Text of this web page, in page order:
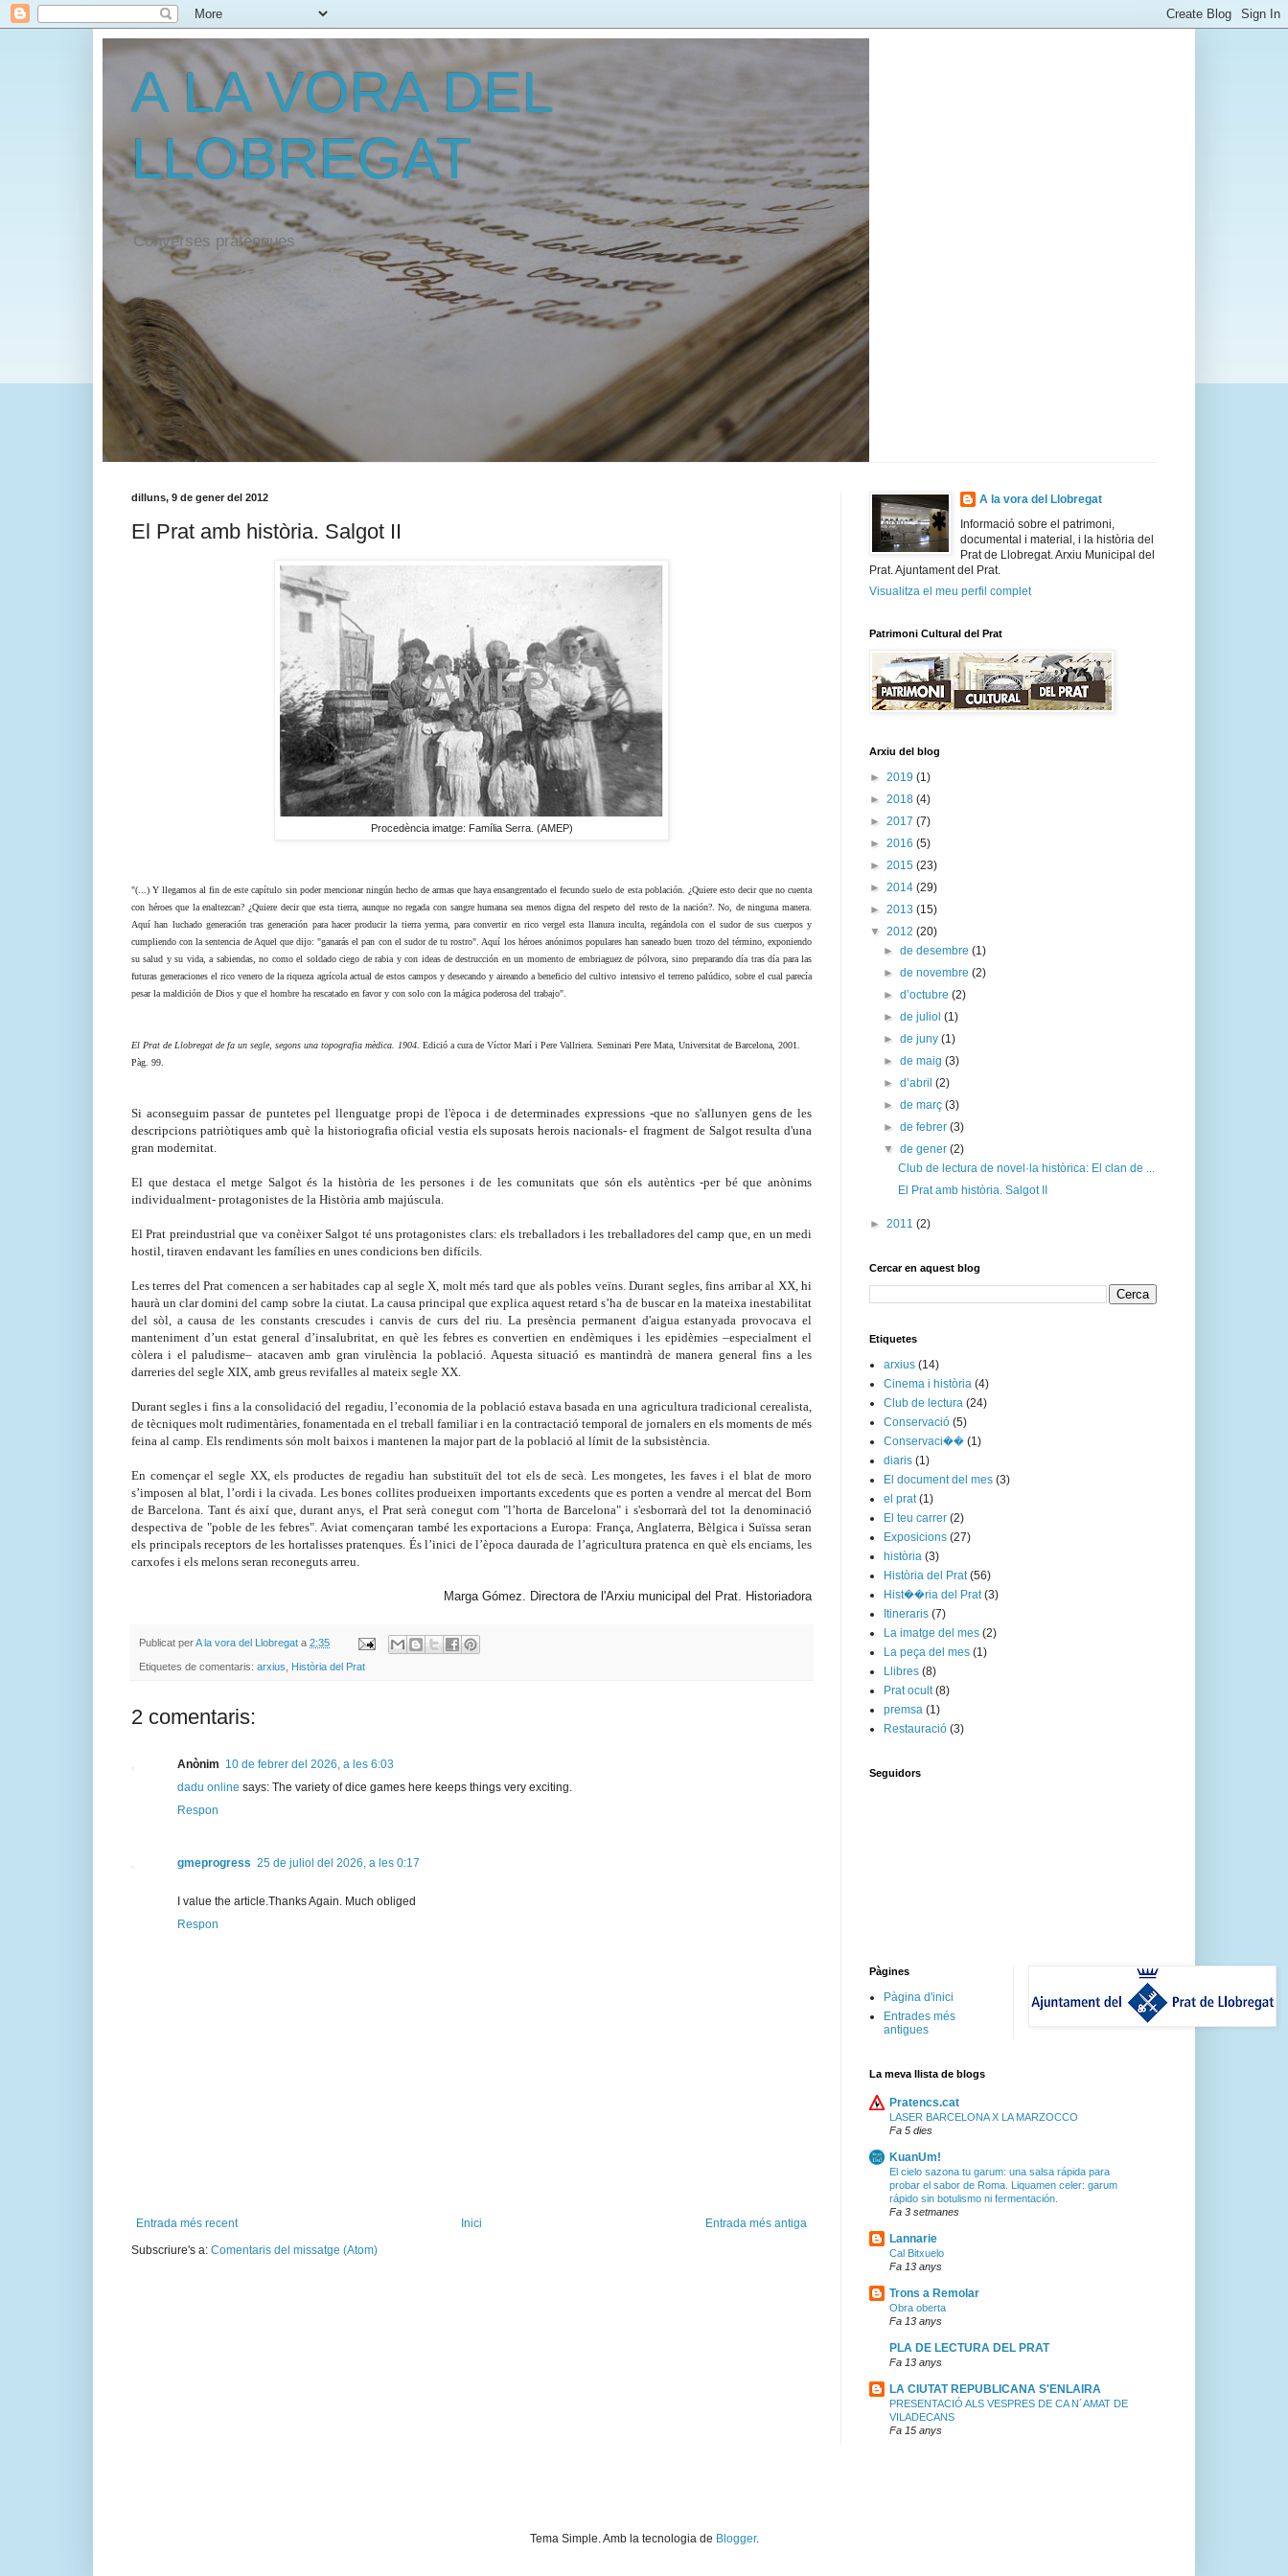
A LA VORA DEL
LLOBREGAT
Converses pratenques
dilluns, 9 de gener del 2012
El Prat amb història. Salgot II
Procedència imatge: Família Serra. (AMEP)
"(...) Y llegamos al fin de este capítulo sin poder mencionar ningún hecho de armas que haya ensangrentado el fecundo suelo de esta población. ¿Quiere esto decir que no cuenta
con héroes que la enaltezcan? ¿Quiere decir que esta tierra, aunque no regada con sangre humana sea menos digna del respeto del resto de la nación?. No, de ninguna manera.
Aquí han luchado generación tras generación para hacer producir la tierra yerma, para convertir en rico vergel esta llanura inculta, regándola con el sudor de sus cuerpos y
cumpliendo con la sentencia de Aquel que dijo: "ganarás el pan con el sudor de tu rostro". Aquí los héroes anónimos populares han saneado buen trozo del término, exponiendo
su salud y su vida, a sabiendas, no como el soldado ciego de rabia y con ideas de destrucción en un momento de embriaguez de pólvora, sino preparando día tras día para las
futuras generaciones el rico venero de la riqueza agrícola actual de estos campos y desecando y aireando a beneficio del cultivo intensivo el terreno palúdico, sobre el cual parecía
pesar la maldición de Dios y que el hombre ha rescatado en favor y con solo con la mágica poderosa del trabajo".
El Prat de Llobregat de fa un segle, segons una topografia mèdica. 1904. Edició a cura de Víctor Marí i Pere Vallriera. Seminari Pere Mata, Universitat de Barcelona, 2001.
Pàg. 99.
Si aconseguim passar de puntetes pel llenguatge propi de l'època i de determinades expressions -que no s'allunyen gens de les
descripcions patriòtiques amb què la historiografia oficial vestia els suposats herois nacionals- el fragment de Salgot resulta d'una
gran modernitat.
El que destaca el metge Salgot és la història de les persones i de les comunitats que són els autèntics -per bé que anònims
individualment- protagonistes de la Història amb majúscula.
El Prat preindustrial que va conèixer Salgot té uns protagonistes clars: els treballadors i les treballadores del camp que, en un medi
hostil, tiraven endavant les famílies en unes condicions ben difícils.
Les terres del Prat comencen a ser habitades cap al segle X, molt més tard que als pobles veïns. Durant segles, fins arribar al XX, hi
haurà un clar domini del camp sobre la ciutat. Lacausa principal que explica aquest retard s’ha de buscar en la mateixa inestabilitat
del sòl, a causa de les constants crescudes i canvis de curs del riu. La presència permanent d'aigua estanyada provocava el
manteniment d’un estat general d’insalubritat, en què les febres es convertien en endèmiques i les epidèmies –especialment el
còlera i el paludisme– atacaven amb gran virulència la població. Aquestasituació es mantindrà de manera general fins a les
darreries del segle XIX, amb greus revifalles al mateix segle XX.
Durant segles i fins a la consolidació del regadiu, l’economia de la població estava basada en una agricultura tradicional cerealista,
de tècniques molt rudimentàries, fonamentada en el treball familiar i en la contractació temporal de jornalers en els moments de més
feina al camp. Els rendiments són molt baixos i mantenen la major part de la població al límit de la subsistència.
En començar el segle XX, els productes de regadiu han substituït del tot els de secà. Les mongetes, les faves i el blat de moro
s’imposen al blat, l’ordi i la civada. Lesbones collites produeixen importants excedents que es porten a vendre al mercat del Born
de Barcelona. Tant és així que, durant anys, el Prat serà conegut com "l’horta de Barcelona" i s'esborrarà del tot la denominació
despectiva de "poble de les febres". Aviat començaran també les exportacions a Europa: França, Anglaterra, Bèlgica i Suïssa seran
els principals receptors de les hortalisses pratenques. És l’inici de l’època daurada de l’agricultura pratenca en què els enciams, les
carxofes i els melons seran reconeguts arreu.
Marga Gómez. Directora de l'Arxiu municipal del Prat. Historiadora
Publicat perA la vora del Llobregat a 2:35
Etiquetes de comentaris: arxius Història del Prat
2 comentaris:
Anònim 10 de febrer del 2026, a les 6:03
dadu online says: The variety of dice games here keeps things very exciting.
Respon
gmeprogress 25 de juliol del 2026, a les 0:17
I value the article.Thanks Again. Much obliged
Respon
Entrada més recent Entrada més antiga
Inici
Subscriure's a: Comentaris del missatge (Atom)
A la vora del Llobregat
Informació sobre el patrimoni,
documental i material, i la història del
Prat de Llobregat. Arxiu Municipal del
Prat. Ajuntament del Prat.
Visualitza el meu perfil complet
Patrimoni Cultural del Prat
Arxiu del blog
► 2019 (1)
► 2018 (4)
► 2017 (7)
► 2016 (5)
► 2015 (23)
► 2014 (29)
► 2013 (15)
▼ 2012 (20)
►de desembre(1)
►de novembre(2)
►d’octubre(2)
►de juliol(1)
►de juny(1)
►de maig(3)
►d’abril(2)
►de març(3)
►de febrer(3)
▼de gener(2)
Club de lectura de novel·la històrica: El clan de ...
El Prat amb història. Salgot II
► 2011 (2)
Cercar en aquest blog
Etiquetes
arxius (14)
Cinema i història (4)
Club de lectura (24)
Conservació (5)
Conservaci�� (1)
diaris (1)
El document del mes (3)
el prat (1)
El teu carrer (2)
Exposicions (27)
història (3)
Història del Prat (56)
Hist��ria del Prat (3)
Itineraris (7)
La imatge del mes (2)
La peça del mes (1)
Llibres (8)
Prat ocult (8)
premsa (1)
Restauració (3)
Seguidors
Pàgines
Pàgina d'inici
Entrades més
antigues
La meva llista de blogs
Pratencs.cat
LASER BARCELONA X LA MARZOCCO
Fa 5 dies
KuanUm!
El cielo sazona tu garum: una salsa rápida para
probar el sabor de Roma. Liquamen celer: garum
rápido sin botulismo ni fermentación.
Fa 3 setmanes
Lannarie
Cal Bitxuelo
Fa 13 anys
Trons a Remolar
Obra oberta
Fa 13 anys
PLA DE LECTURA DEL PRAT
Fa 13 anys
LA CIUTAT REPUBLICANA S'ENLAIRA
PRESENTACIÓ ALS VESPRES DE CA N´AMAT DE
VILADECANS
Fa 15 anys
Tema Simple. Amb la tecnologia de Blogger.